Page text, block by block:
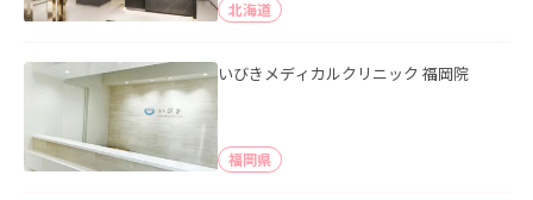
北海道
いびきメディカルクリニック 福岡院
福岡県